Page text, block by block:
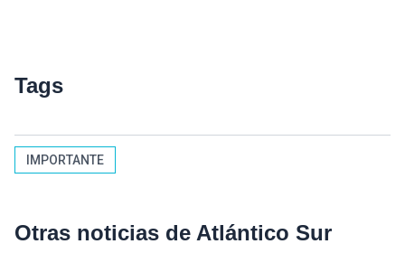
Tags
IMPORTANTE
Otras noticias de Atlántico Sur